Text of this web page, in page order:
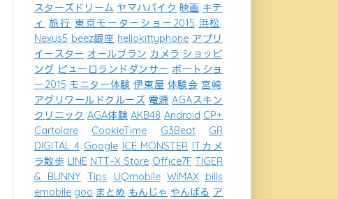
スターズドリーム ヤマハバイク 映画 キテ
ィ 旅行 東京モーターショー2015 浜松
Nexus5 beez銀座 hellokittyphone アプリ
イースター オールブラン カメラ ショッピ
ング ピューロランドダンサー ボートショ
ー2015 モニター体験 伊東屋 体験会 宮崎
アグリワールドクルーズ 電源 AGAスキン
クリニック AGA体験 AKB48 Android CP+
Cartolare
CookieTime G3Beat
GR
DIGITAL 4 Google ICE MONSTER ITカメ
ラ散歩 LINE NTT−X Store Office7F TIGER
& BUNNY Tips UQmobile WiMAX bills
emobile goo まとめ もんじゃ やんばる ア